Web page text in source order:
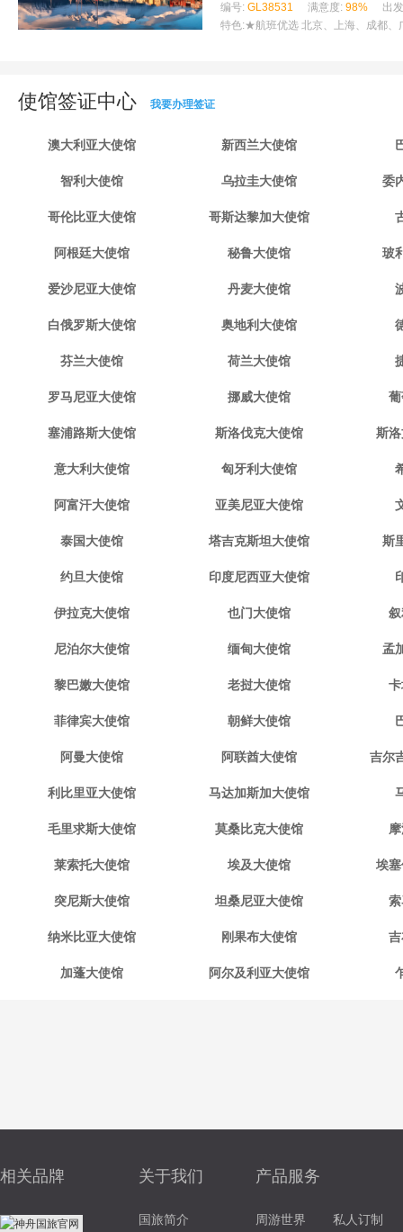
编号: GL38531 满意度: 98%
出
特色:★航班优选 北京、上海、成都
使馆签证中心 我要办理签证
澳大利亚大使馆 新西兰大使馆
智利大使馆 乌拉圭大使馆 委
哥伦比亚大使馆 哥斯达黎加大使馆
阿根廷大使馆 秘鲁大使馆 玻
爱沙尼亚大使馆 丹麦大使馆
白俄罗斯大使馆 奥地利大使馆
芬兰大使馆 荷兰大使馆
罗马尼亚大使馆 挪威大使馆
塞浦路斯大使馆 斯洛伐克大使馆 斯
意大利大使馆 匈牙利大使馆
阿富汗大使馆 亚美尼亚大使馆
泰国大使馆 塔吉克斯坦大使馆 斯
约旦大使馆 印度尼西亚大使馆
伊拉克大使馆 也门大使馆
尼泊尔大使馆 缅甸大使馆 孟
黎巴嫩大使馆 老挝大使馆
菲律宾大使馆 朝鲜大使馆
阿曼大使馆 阿联酋大使馆 吉尔
利比里亚大使馆 马达加斯加大使馆
毛里求斯大使馆 莫桑比克大使馆
莱索托大使馆 埃及大使馆 埃
突尼斯大使馆 坦桑尼亚大使馆
纳米比亚大使馆 刚果布大使馆
加蓬大使馆 阿尔及利亚大使馆
相关品牌 关于我们
国旅简介
产品服务
周游世界 私人订制